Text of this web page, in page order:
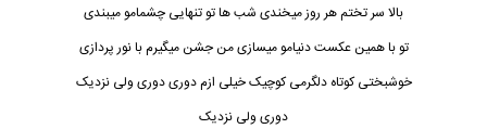
بالا سر تختم هر روز میخندی شب ها تو تنهایی چشمامو میبندی
تو با همینعکست دنیامو میسازی من جشن میگیرم با نور پردازی
خوشبختی کوتاه دلگرمی کوچیک خیلی ازم دوری دوری ولی نزدیک
دوری ولی نزدیک